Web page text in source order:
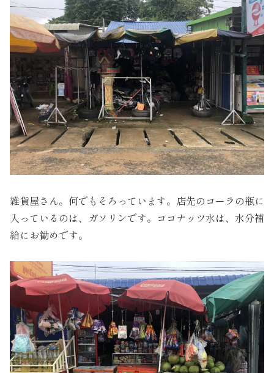
雑貨屋さん。何でもそろっています。店先のコーラの瓶に
入っているのは、ガソリンです。ココナッツ水は、水分補
給にお勧めです。